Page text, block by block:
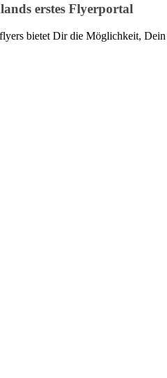
erstes Flyerportal
bietet Dir die Möglichkeit, Dein